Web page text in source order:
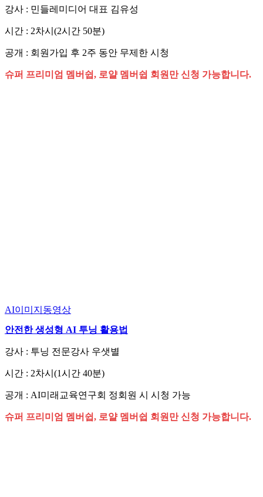
강사 : 민들레미디어 대표 김유성
시간 : 2차시(2시간 50분)
공개 : 회원가입 후 2주 동안 무제한 시청
슈퍼 프리미엄 멤버쉽, 로얄 멤버쉽 회원만 신청 가능합니다.
AI이미지동영상
안전한 생성형 AI 투닝 활용법
강사 : 투닝 전문강사 우샛별
시간 : 2차시(1시간 40분)
공개 : AI미래교육연구회 정회원 시 시청 가능
슈퍼 프리미엄 멤버쉽, 로얄 멤버쉽 회원만 신청 가능합니다.